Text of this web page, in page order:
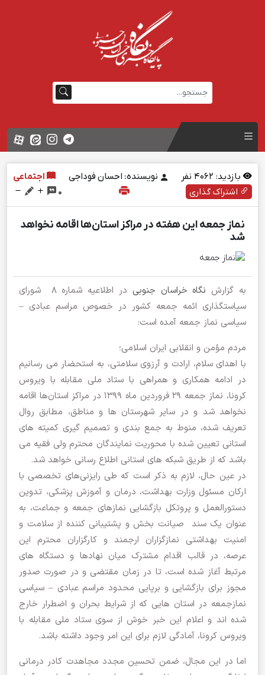
بازدید: نفر نویسنده: احسان فوداجی
اجتماعی
اشتراک گذاری
0
نماز جمعه این هفته در مراکز استان‌ها اقامه نخواهد
شد
به گزارش نگاه خراسان جنوبی
در اطلاعیه شماره 8 شورای
سیاستگذاری ائمه جمعه کشور در خصوص مراسم عبادی –
سیاسی نماز جمعه آمده است:
مردم مؤمن و انقلابی ایران اسلامی؛
با اهدای سلام، ارادت و آرزوی سلامتی، به استحضار می رسانیم
در ادامه همکاری و همراهی با ستاد ملی مقابله با ویروس
کرونا، نماز جمعه 29 فروردین ماه 1399 در مراکز استان‌ها اقامه
نخواهد شد و در سایر شهرستان ها و مناطق، مطابق روال
تعریف شده، منوط به جمع بندی و تصمیم گیری کمیته های
استانی تعیین شده با محوریت نمایندگان محترم ولی فقیه می
باشد که از طریق شبکه های استانی اطلاع رسانی خواهد شد.
در عین حال، لازم به ذکر است که طی رایزنی‌های تخصصی با
ارکان مسئول وزارت بهداشت، درمان و آموزش پزشکی، تدوین
دستورالعمل و پروتکل بازگشایی نمازهای جمعه و جماعت، به
عنوان یک سند صیانت بخش و پشتیبانی کننده از سلامت و
امنیت بهداشتی نمازگزاران ارجمند و کارگزاران محترم این
عرصه، در قالب اقدام مشترک میان نهادها و دستگاه های
مرتبط آغاز شده است، تا در زمان مقتضی و در صورت صدور
مجوز برای بازگشایی و برپایی محدود مراسم عبادی – سیاسی
نمازجمعه در استان هایی که از شرایط بحران و اضطرار خارج
شده اند و اعلام این خبر خوش از سوی ستاد ملی مقابله با
ویروس کرونا، آمادگی لازم برای این امر وجود داشته باشد.
اما در این مجال، ضمن تحسین مجدد مجاهدت کادر درمانی